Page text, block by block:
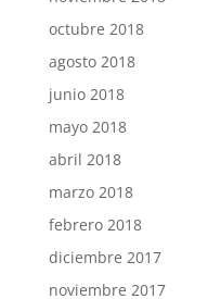
octubre 2018
agosto 2018
junio 2018
mayo 2018
abril 2018
marzo 2018
febrero 2018
diciembre 2017
noviembre 2017